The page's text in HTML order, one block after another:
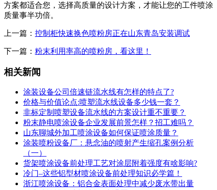
方案都适合您，选择高质量的设计方案，才能让您的工件喷涂
质量事半功倍。
上一篇： 控制柜快速换色喷粉房正在山东青岛安装调试
下一篇： 粉末利用率高的喷粉房，看这里！
相关新闻
涂装设备公司倍速链流水线有怎样的特点了?
价格与价值论点:喷塑流水线设备多少钱一套？
非标定制喷塑设备流水线的方案设计重不重要？
粉末静电喷涂设备企业发展前景怎样？招工难吗？
山东聊城外加工喷涂设备如何保证喷涂质量？
涂装喷粉设备厂：悬念油的喷射产生缩孔案例分析
（一）
货架喷涂设备前处理工艺对涂层附着强度有啥影响?
冷门–这些铝型材喷涂设备前处理知识必学篇！
浙江喷涂设备：铝合金表面处理中减少废水带出量